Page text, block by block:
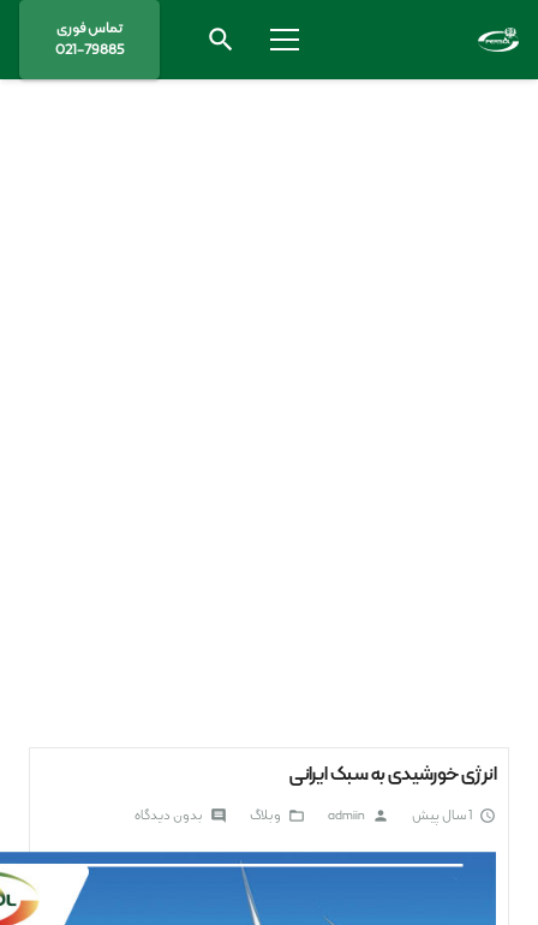
search
تماس فوری
021-79885
انرژی خورشیدی به سبک ایرانی
access_time 1 سال پیش person
admiin
folder_open وبلاگ comment بدون دیدگاه